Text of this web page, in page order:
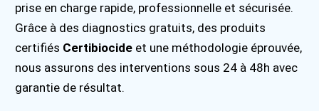
prise en charge rapide, professionnelle et sécurisée.
Grâce à des diagnostics gratuits, des produits
certifiés Certibiocide et une méthodologie éprouvée,
nous assurons des interventions sous 24 à 48h avec
garantie de résultat.